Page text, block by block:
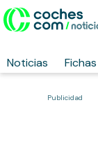
Noticias Fichas
Publicidad